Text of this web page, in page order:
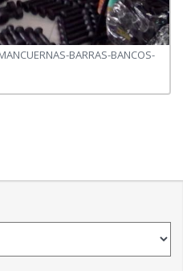
BARRAS-BANCOS-